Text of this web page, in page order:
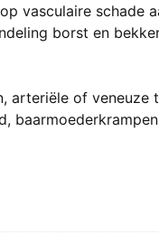
vasculaire schade
borst en
arteriële of veneuze